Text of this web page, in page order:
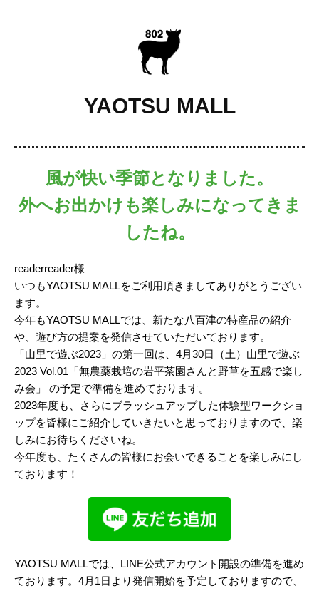
YAOTSU MALL
風が快い季節となりました。
外へお出かけも楽しみになってきま
したね。
readerreader様
いつもYAOTSU MALLをご利用頂きましてありがとうござい
ます。
今年もYAOTSU MALLでは、新たな八百津の特産品の紹介
や、遊び方の提案を発信させていただいております。
「山里で遊ぶ2023 」の第一回は、4月30日（土）山里で遊ぶ
2023 Vol.01「無農薬栽培の岩平茶園さんと野草を五感で楽し
み会」 の予定で準備を進めております。
2023年度も、さらにブラッシュアップした体験型ワークショ
ップを皆様にご紹介していきたいと思っておりますので、楽
しみにお待ちくださいね。
今年度も、たくさんの皆様にお会いできることを楽しみにし
ております！
YAOTSU MALLでは、LINE公式アカウント開設の準備を進め
ております。4月1日より発信開始を予定しておりますので、